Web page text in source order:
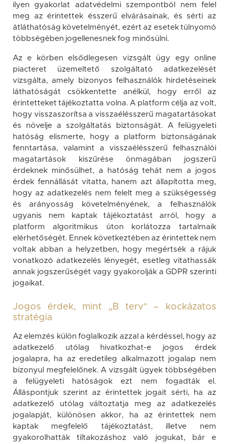
ilyen gyakorlat adatvédelmi szempontból nem felel
meg az érintettek ésszerű elvárásainak, és sérti az
átláthatóság követelményét, ezért az esetek túlnyomó
többségében jogellenesnek fog minősülni.
Az e körben elsődlegesen vizsgált ügy egy online
piacteret üzemeltető szolgáltató adatkezelését
vizsgálta, amely bizonyos felhasználók hirdetéseinek
láthatóságát csökkentette anélkül, hogy erről az
érintetteket tájékoztatta volna. A platform célja az volt,
hogy visszaszorítsa a visszaélésszerű magatartásokat
és növelje a szolgáltatás biztonságát. A felügyeleti
hatóság elismerte, hogy a platform biztonságának
fenntartása, valamint a visszaélésszerű felhasználói
magatartások kiszűrése önmagában jogszerű
érdeknek minősülhet, a hatóság tehát nem a jogos
érdek fennállását vitatta, hanem azt állapította meg,
hogy az adatkezelés nem felelt meg a szükségesség
és arányosság követelményének, a felhasználók
ugyanis nem kaptak tájékoztatást arról, hogy a
platform algoritmikus úton korlátozza tartalmaik
elérhetőségét. Ennek következtében az érintettek nem
voltak abban a helyzetben, hogy megértsék a rájuk
vonatkozó adatkezelés lényegét, esetleg vitathassák
annak jogszerűségét vagy gyakorolják a GDPR szerinti
jogaikat.
Jogos érdek, mint „B terv” – kockázatos
stratégia
Az elemzés külön foglalkozik azzal a kérdéssel, hogy az
adatkezelő utólag hivatkozhat-e jogos érdek
jogalapra, ha az eredetileg alkalmazott jogalap nem
bizonyul megfelelőnek. A vizsgált ügyek többségében
a felügyeleti hatóságok ezt nem fogadták el.
Álláspontjuk szerint az érintettek jogait sérti, ha az
adatkezelő utólag változtatja meg az adatkezelés
jogalapját, különösen akkor, ha az érintettek nem
kaptak megfelelő tájékoztatást, illetve nem
gyakorolhatták tiltakozáshoz való jogukat, bár e